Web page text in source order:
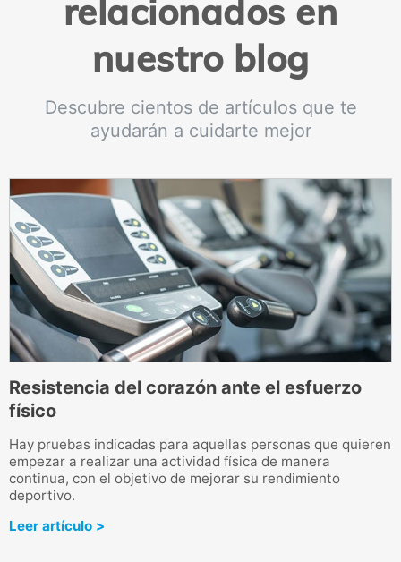
relacionados en
nuestro blog
Descubre cientos de artículos que te
ayudarán a cuidarte mejor
Resistencia del corazón ante el esfuerzo
físico
Hay pruebas indicadas para aquellas personas que quieren
empezar a realizar una actividad física de manera
continua, con el objetivo de mejorar su rendimiento
deportivo.
Leer artículo >